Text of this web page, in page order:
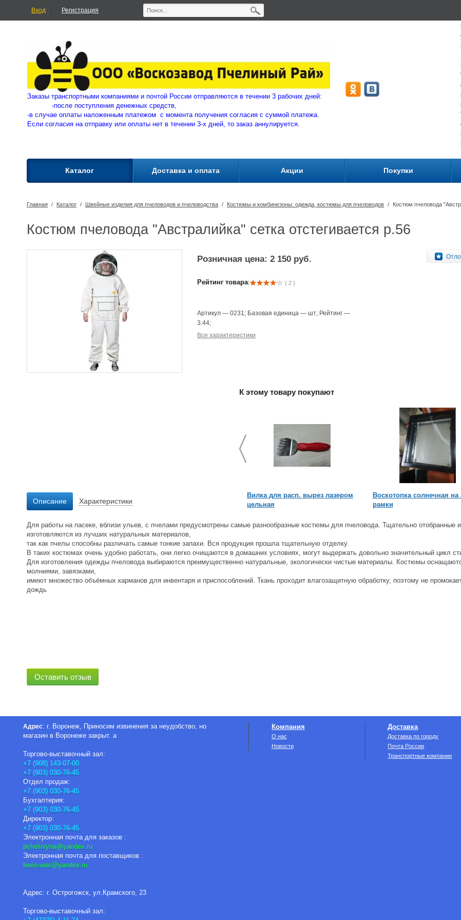
Вход Регистрация
Заказы транспортными компаниями и почтой России отправляются в течении 3 рабочих дней:
-после поступления денежных средств,
-в случае оплаты наложенным платежом с момента получения согласия с суммой платежа.
Если согласия на отправку или оплаты нет в течении 3-х дней, то заказ аннулируется.
Каталог Доставка и оплата Акции Покупки
Главная / Каталог / Швейные изделия для пчеловодов и пчеловодства / Костюмы и комбинезоны: одежда, костюмы для пчеловодов / Костюм пчеловода
Костюм пчеловода "Австралийка" сетка отстегивается р.56
Розничная цена: 2 150 руб.
Рейтинг товара: ( 2 )
Артикул —0231; Базовая единица —шт; Рейтинг —
3.44;
Все характеристики
К этому товару покупают
Вилка для расп. вырез лазером
цельная
Воскотопка солнечная на
рамки
Описание Характеристики
Для работы на пасеке, вблизи ульев, с пчелами предусмотрены самые разнообразные костюмы для пчеловода. Тщательно отобранные
изготовляются из лучших натуральных материалов,
так как пчелы способны различать самые тонкие запахи. Вся продукция прошла тщательную отделку.
В таких костюмах очень удобно работать, они легко очищаются в домашних условиях, могут выдержать довольно значительный цикл
Для изготовления одежды пчеловода выбираются преимущественно натуральные, экологически чистые материалы. Костюмы
молниями, завязками,
имеют множество объёмных карманов для инвентаря и приспособлений. Ткань проходит влагозащитную обработку, поэтому не
дождь
Оставить отзыв
Адрес: г. Воронеж, Приносим извинения за неудобство, но
магазин в Воронеже закрыт. а
Торгово-выставочный зал:
+7 (908) 143-07-00
+7 (903) 030-76-45
Отдел продаж:
+7 (903) 030-76-45
Бухгалтерия:
+7 (903) 030-76-45
Директор:
+7 (903) 030-76-45
Электронная почта для заказов :
pcheliniyrai@yandex.ru
Электронная почта для поставщиков :
bees-wax@yandex.ru
Адрес: г. Острогожск, ул.Крамского, 23
Торгово-выставочный зал:
Компания
О нас
Новости
Доставка
Доставка по городу
Почта России
Транспортные компании